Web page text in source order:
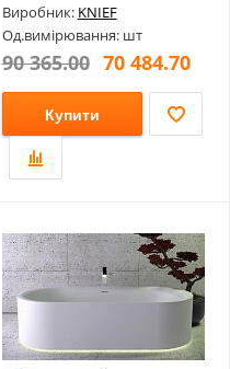
Виробник: KNIEF
Од.вимірювання: шт
90 365.00 70 484.70
Купити